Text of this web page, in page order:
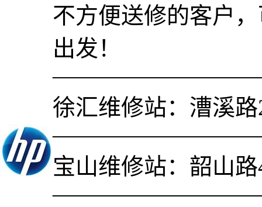
不方便送修的客户
出发！
徐汇维修站：漕溪
宝山维修站：韶山